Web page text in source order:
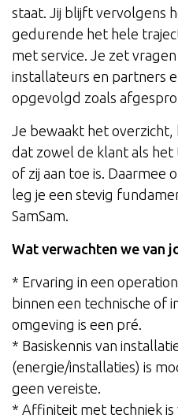
staat. Jij blijft vervolgens
gedurende het hele
met service. Je zet vragen
installateurs en partners
opgevolgd zoals
Je bewaakt het
dat zowel de klant als het
of zij aan toe is. Daarmee
leg je een stevig
SamSam.
Wat verwachten we van
* Ervaring in een
binnen een technische of
omgeving is een pré.
* Basiskennis van
(energie/installaties) is
geen vereiste.
* Affiniteit met techniek